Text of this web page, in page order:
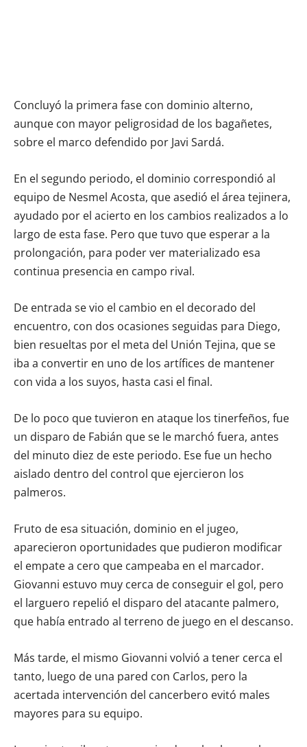
Concluyó la primera fase con dominio alterno,
aunque con mayor peligrosidad de los bagañetes,
sobre el marco defendido por Javi Sardá.
En el segundo periodo, el dominio correspondió al
equipo de Nesmel Acosta, que asedió el área tejinera,
ayudado por el acierto en los cambios realizados a lo
largo de esta fase. Pero que tuvo que esperar a la
prolongación, para poder ver materializado esa
continua presencia en campo rival.
De entrada se vio el cambio en el decorado del
encuentro, con dos ocasiones seguidas para Diego,
bien resueltas por el meta del Unión Tejina, que se
iba a convertir en uno de los artífices de mantener
con vida a los suyos, hasta casi el final.
De lo poco que tuvieron en ataque los tinerfeños, fue
un disparo de Fabián que se le marchó fuera, antes
del minuto diez de este periodo. Ese fue un hecho
aislado dentro del control que ejercieron los
palmeros.
Fruto de esa situación, dominio en el jugeo,
aparecieron oportunidades que pudieron modificar
el empate a cero que campeaba en el marcador.
Giovanni estuvo muy cerca de conseguir el gol, pero
el larguero repelió el disparo del atacante palmero,
que había entrado al terreno de juego en el descanso.
Más tarde, el mismo Giovanni volvió a tener cerca el
tanto, luego de una pared con Carlos, pero la
acertada intervención del cancerbero evitó males
mayores para su equipo.